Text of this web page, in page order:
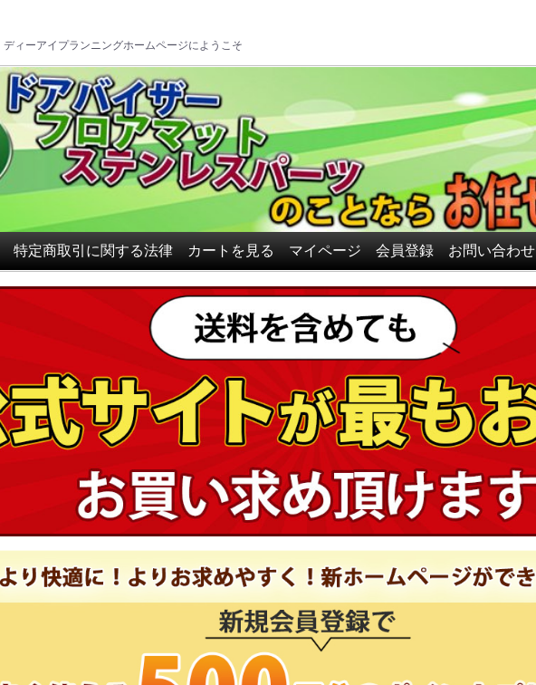
ディーアイプランニングホームページにようこそ
特定商取引に関する法律 カートを見る マイページ 会員登録 お問い合わせ